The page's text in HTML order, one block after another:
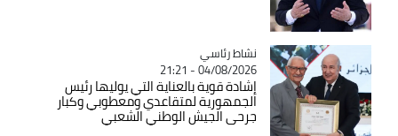
Catégorie
نشاط رئاسي
04/08/2026 - 21:21
إشادة قوية بالعناية التي يوليها رئيس
الجمهورية لمتقاعدي ومعطوبي وكبار
جرحى الجيش الوطني الشعبي